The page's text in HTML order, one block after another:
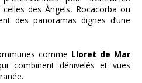
des Àngels, Rocacorba ou
des panoramas dignes d’une
comme Lloret de Mar
combinent dénivelés et vues